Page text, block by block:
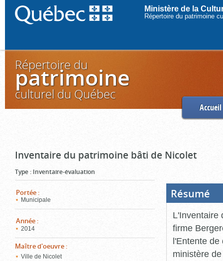
Ministère de la
Répertoire du patrimoine
Répertoire du
patrimoine
culturel du Québec
Accueil
Inventaire du patrimoine bâti de Nicolet
Type : Inventaire-évaluation
Portée :
Municipale
Année :
2014
Maître d'oeuvre :
Ville de Nicolet
Résumé
L'Inventaire
firme
l'Entente de
ministère